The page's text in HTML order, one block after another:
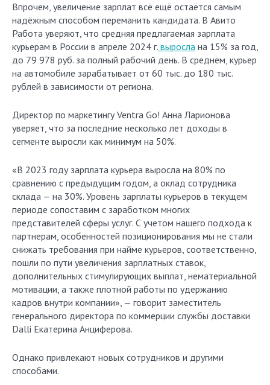
Впрочем, увеличение зарплат всё ещё остаётся самым
надёжным способом переманить кандидата. В Авито
Работа уверяют, что средняя предлагаемая зарплата
курьерам в России в апреле 2024 г. выросла на 15% за год,
до 79 978 руб. за полный рабочий день. В среднем, курьер
на автомобиле зарабатывает от 60 тыс. до 180 тыс.
рублей в зависимости от региона.
Директор по маркетингу Ventra Go! Анна Ларионова
уверяет, что за последние несколько лет доходы в
сегменте выросли как минимум на 50%.
«В 2023 году зарплата курьера выросла на 80% по
сравнению с предыдущим годом, а оклад сотрудника
склада — на 30%. Уровень зарплаты курьеров в текущем
периоде сопоставим с заработком многих
представителей сферы услуг. С учетом нашего подхода к
партнерам, особенностей позиционирования мы не стали
снижать требования при найме курьеров, соответственно,
пошли по пути увеличения зарплатных ставок,
дополнительных стимулирующих выплат, нематериальной
мотивации, а также плотной работы по удержанию
кадров внутри компании», — говорит заместитель
генерального директора по коммерции службы доставки
Dalli Екатерина Анциферова.
Однако привлекают новых сотрудников и другими
способами.